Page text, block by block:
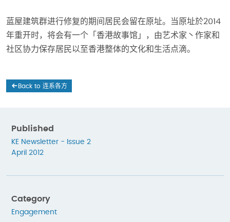
蓝屋建筑群进行修复的期间居民会留在原址。当原址於2014
年重开时，将会有一个「香港故事馆」，由艺术家丶作家和
社区协力保存居民以至香港整体的文化和生活点滴。
Back to 连系各方
Published
KE Newsletter - Issue 2
April 2012
Category
Engagement